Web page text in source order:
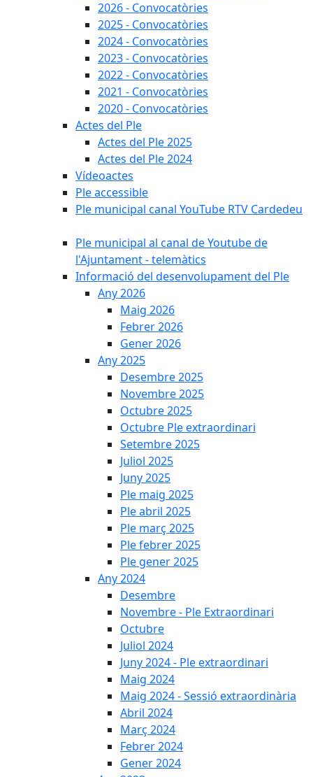
2026 - Convocatòries
2025 - Convocatòries
2024 - Convocatòries
2023 - Convocatòries
2022 - Convocatòries
2021 - Convocatòries
2020 - Convocatòries
Actes del Ple
Actes del Ple 2025
Actes del Ple 2024
Vídeoactes
Ple accessible
Ple municipal canal YouTube RTV Cardedeu
Ple municipal al canal de Youtube de
l'Ajuntament - telemàtics
Informació del desenvolupament del Ple
Any 2026
Maig 2026
Febrer 2026
Gener 2026
Any 2025
Desembre 2025
Novembre 2025
Octubre 2025
Octubre Ple extraordinari
Setembre 2025
Juliol 2025
Juny 2025
Ple maig 2025
Ple abril 2025
Ple març 2025
Ple febrer 2025
Ple gener 2025
Any 2024
Desembre
Novembre - Ple Extraordinari
Octubre
Juliol 2024
Juny 2024 - Ple extraordinari
Maig 2024
Maig 2024 - Sessió extraordinària
Abril 2024
Març 2024
Febrer 2024
Gener 2024